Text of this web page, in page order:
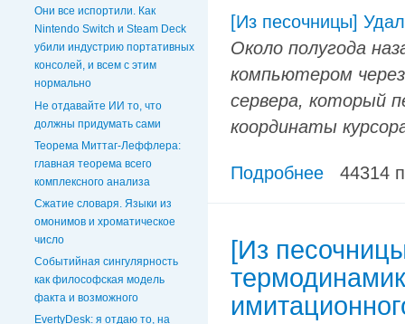
Они все испортили. Как
Nintendo Switch и Steam Deck
убили индустрию портативных
консолей, и всем с этим
нормально
Не отдавайте ИИ то, что
должны придумать сами
Теорема Миттаг-Леффлера:
главная теорема всего
комплексного анализа
Сжатие словаря. Языки из
омонимов и хроматическое
число
Событийная сингулярность
как философская модель
факта и возможного
EvertyDesk: я отдаю то, на
[Из песочницы]
Около полугода
компьютером
сервера, который
координаты
Подробнее 44314
[Из